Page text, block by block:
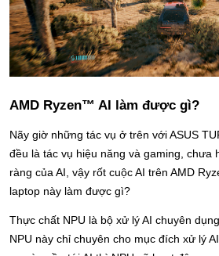
AMD Ryzen™ AI làm được gì?
Nãy giờ những tác vụ ở trên với ASUS
đều là tác vụ hiệu năng và gaming, chưa
ràng của AI, vậy rốt cuộc AI trên AMD
laptop này làm được gì?
Thực chất NPU là bộ xử lý AI chuyên
NPU này chỉ chuyên cho mục đích xử lý